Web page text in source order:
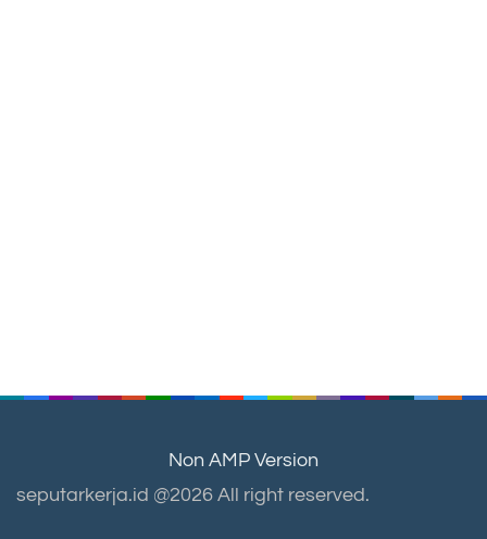
Non AMP Version
seputarkerja.id @2026 All right reserved.